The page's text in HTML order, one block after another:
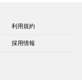
利用規約
採用情報